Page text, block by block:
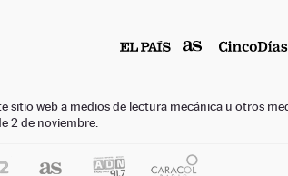
sitio web a medios de lectura mecánica u otros
2 de noviembre.